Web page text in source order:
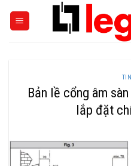
Bản lề cổng âm
lắp đặt